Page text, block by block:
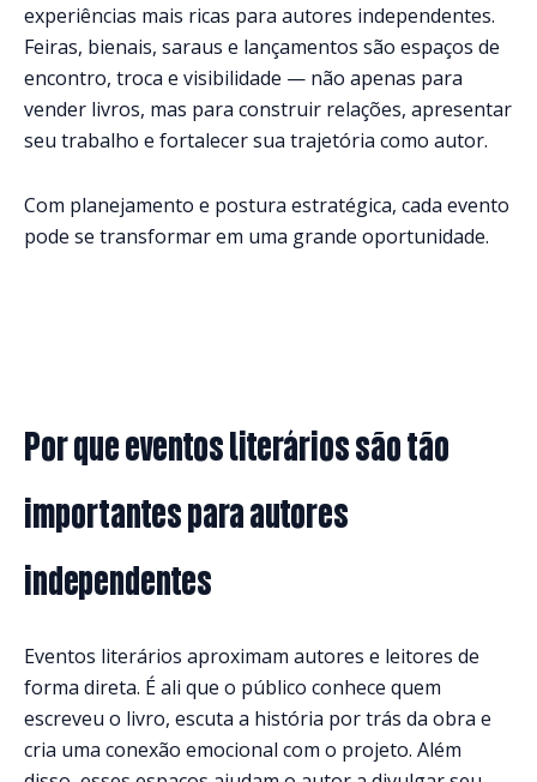
experiências mais ricas para autores independentes.
Feiras, bienais, saraus e lançamentos são espaços de
encontro, troca e visibilidade — não apenas para
vender livros, mas para construir relações, apresentar
seu trabalho e fortalecer sua trajetória como autor.
Com planejamento e postura estratégica, cada evento
pode se transformar em uma grande oportunidade.
Por que eventos literários são tão
importantes para autores
independentes
Eventos literários aproximam autores e leitores de
forma direta. É ali que o público conhece quem
escreveu o livro, escuta a história por trás da obra e
cria uma conexão emocional com o projeto. Além